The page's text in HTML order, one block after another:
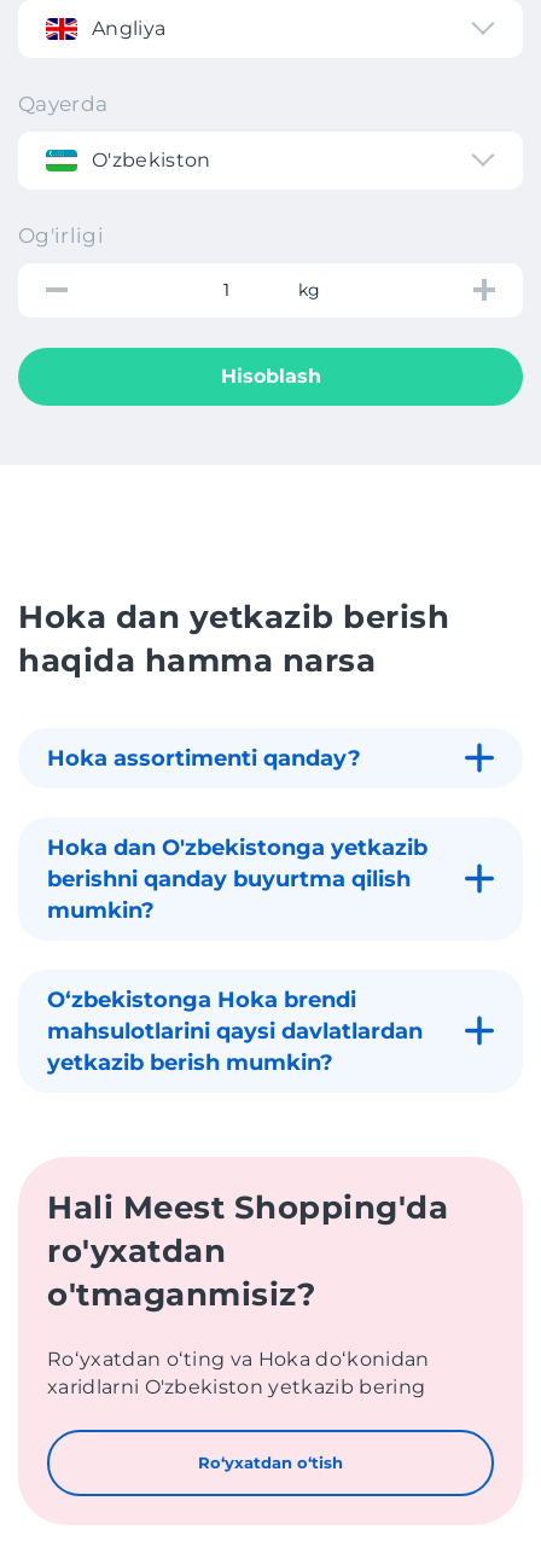
Angliya
Qayerda
O'zbekiston
Og'irligi
kg
Hisoblash
Hoka dan yetkazib berish
haqida hamma narsa
Hoka assortimenti qanday?
Hoka dan O'zbekistonga yetkazib
berishni qanday buyurtma qilish
mumkin?
Oʻzbekistonga Hoka brendi
mahsulotlarini qaysi davlatlardan
yetkazib berish mumkin?
Hali Meest Shopping'da
ro'yxatdan
o'tmaganmisiz?
Roʻyxatdan oʻting va Hoka doʻkonidan
xaridlarni O'zbekiston yetkazib bering
Roʻyxatdan oʻtish